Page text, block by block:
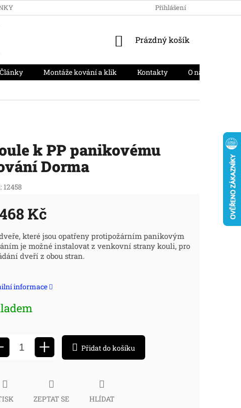
PODMÍNKY OCHRANY OSOBNÍCH
Přihlášení
NÁKUPNÍ
Prázdný košík
Články Montáže kování a klik Kontakty O nás
k PP panikovému
Dorma
12458
Kč
které jsou opatřeny protipožárním panikovým
je možné instalovat z venkovní strany kouli, pro
dveří z obou stran.
informace
+ Přidat do košíku
ZEPTAT SE HLÍDAT